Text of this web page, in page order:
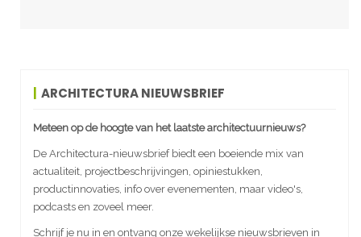
ARCHITECTURA NIEUWSBRIEF
Meteen op de hoogte van het laatste architectuurnieuws?
De Architectura-nieuwsbrief biedt een boeiende mix van
actualiteit, projectbeschrijvingen, opiniestukken,
productinnovaties, info over evenementen, maar video's,
podcasts en zoveel meer.
Schrijf je nu in en ontvang onze wekelijkse nieuwsbrieven in